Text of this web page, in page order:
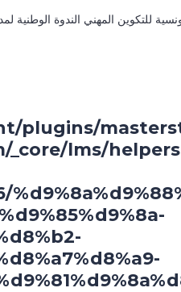
للتكوين المهني الندوة
plugins/
lms/